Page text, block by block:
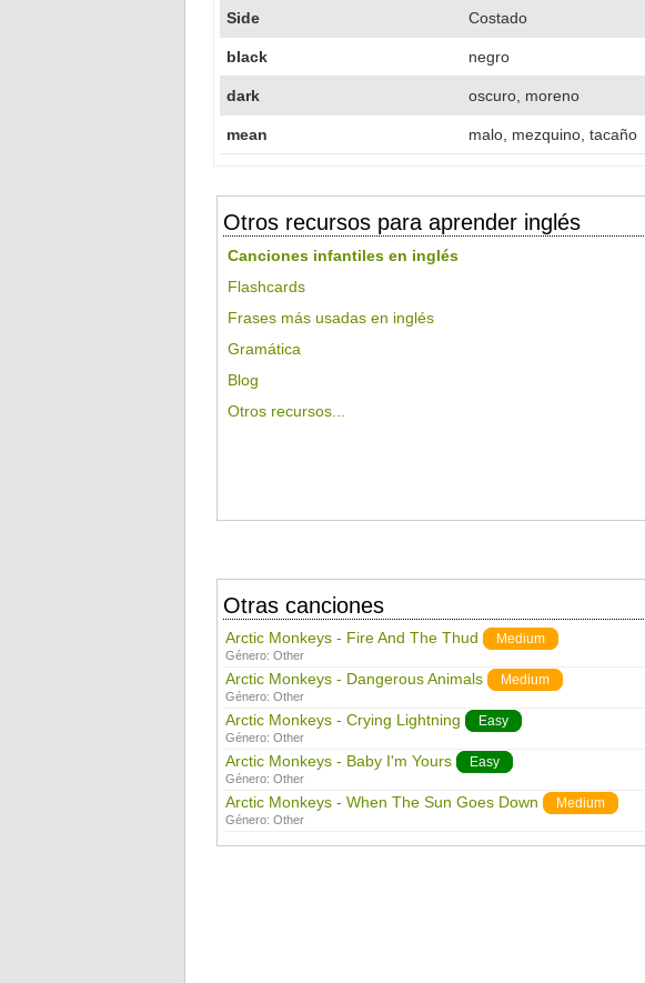
Side Costado
black negro
dark oscuro, moreno
mean malo, mezquino, tacaño
Otros recursos para aprender inglés
Canciones infantiles en inglés
Flashcards
Frases más usadas en inglés
Gramática
Blog
Otros recursos...
Otras canciones
Arctic Monkeys - Fire And The Thud Medium
Género: Other
Arctic Monkeys - Dangerous Animals Medium
Género: Other
Arctic Monkeys - Crying Lightning Easy
Género: Other
Arctic Monkeys - Baby I'm Yours Easy
Género: Other
Arctic Monkeys - When The Sun Goes Down Medium
Género: Other